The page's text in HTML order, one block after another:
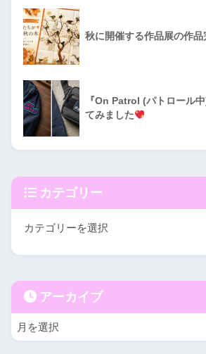
秋に開催する作品展の作
『On Patrol (パトロール
てみました
カテゴリー
アーカイブ